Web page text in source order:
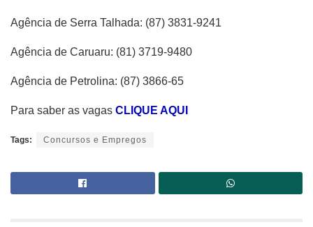
Agência de Serra Talhada: (87) 3831-9241
Agência de Caruaru: (81) 3719-9480
Agência de Petrolina: (87) 3866-65
Para saber as vagas CLIQUE AQUI
Tags: Concursos e Empregos